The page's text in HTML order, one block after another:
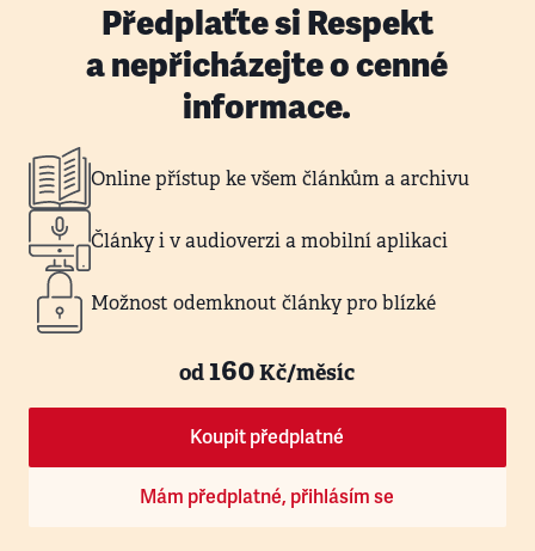
Předplaťte si Respekt
a nepřicházejte o cenné
informace.
Online přístup ke všem článkům a archivu
Články i v audioverzi a mobilní aplikaci
Možnost odemknout články pro blízké
od160Kč/měsíc
Koupit předplatné
Mám předplatné, přihlásím se